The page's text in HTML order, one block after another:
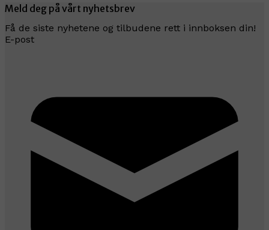
Meld deg på vårt nyhetsbrev
Få de siste nyhetene og tilbudene rett i innboksen din!
E-post